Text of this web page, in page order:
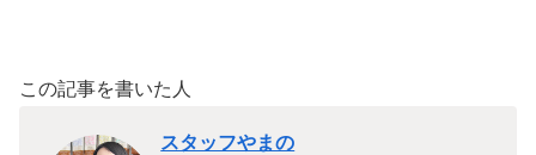
この記事を書いた人
スタッフやまの